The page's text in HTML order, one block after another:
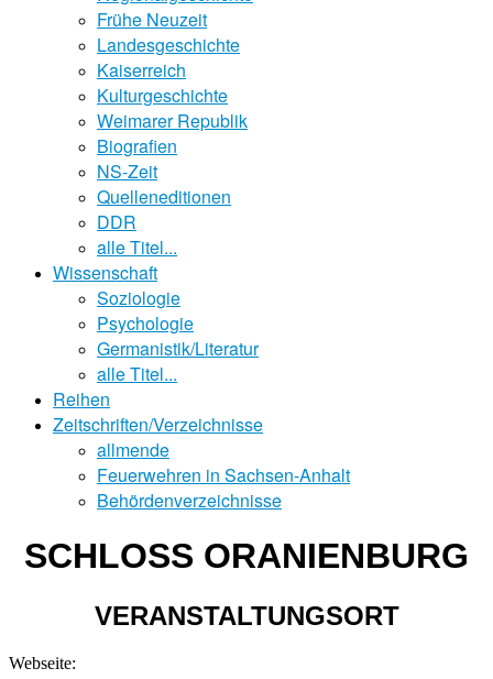
Frühe Neuzeit
Landesgeschichte
Kaiserreich
Kulturgeschichte
Weimarer Republik
Biografien
NS-Zeit
Quelleneditionen
DDR
alle Titel...
Wissenschaft
Soziologie
Psychologie
Germanistik/Literatur
alle Titel...
Reihen
Zeitschriften/Verzeichnisse
allmende
Feuerwehren in Sachsen-Anhalt
Behördenverzeichnisse
SCHLOSS ORANIENBURG
VERANSTALTUNGSORT
Webseite: